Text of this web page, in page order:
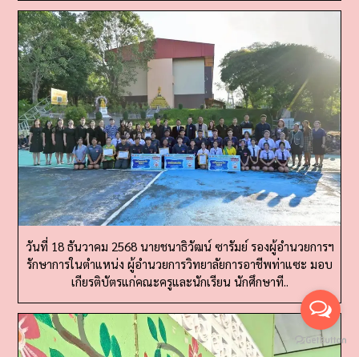
วันที่ 18 ธันวาคม 2568 นายชนาธิวัฒน์ ซารัมย์ รองผู้อำนวยการฯ
รักษาการในตำแหน่ง ผู้อำนวยการวิทยาลัยการอาชีพท่าแซะ มอบ
เกียรติบัตรแก่คณะครูและนักเรียน นักศึกษาที..